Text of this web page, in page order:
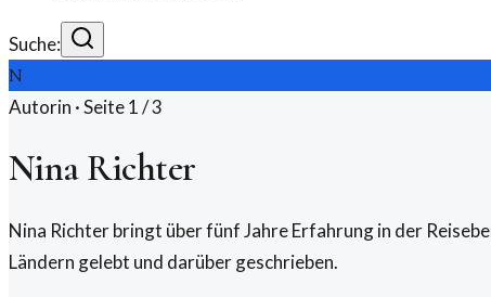
Suche:
N
Autorin · Seite1/3
Nina Richter
Nina Richter bringt über fünf Jahre Erfahrung in der
Ländern gelebt und darüber geschrieben.